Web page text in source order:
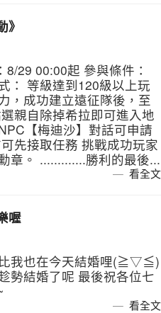
29 00:00起 參與條件：
： 等級達到120級以上玩
，成功建立遠征隊後，至
親自除掉希拉即可進入地
【梅迪沙】對話可申請
先接取任務 挑戰成功玩家
章。 .............勝利的最後...
看全文
喔
我也在今天結婚哩(≧▽≦)
勢結婚了呢 最後祝各位七
看全文